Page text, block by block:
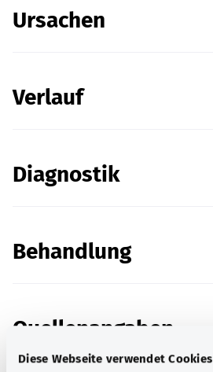
Diese Webseite verwendet Cookies
Ursachen
Verlauf
Diagnostik
Behandlung
Quellenangaben